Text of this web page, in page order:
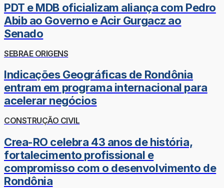
PDT e MDB oficializam aliança com Pedro
Abib ao Governo e Acir Gurgacz ao
Senado
SEBRAE ORIGENS
Indicações Geográficas de Rondônia
entram em programa internacional para
acelerar negócios
CONSTRUÇÃO CIVIL
Crea-RO celebra 43 anos de história,
fortalecimento profissional e
compromisso com o desenvolvimento de
Rondônia